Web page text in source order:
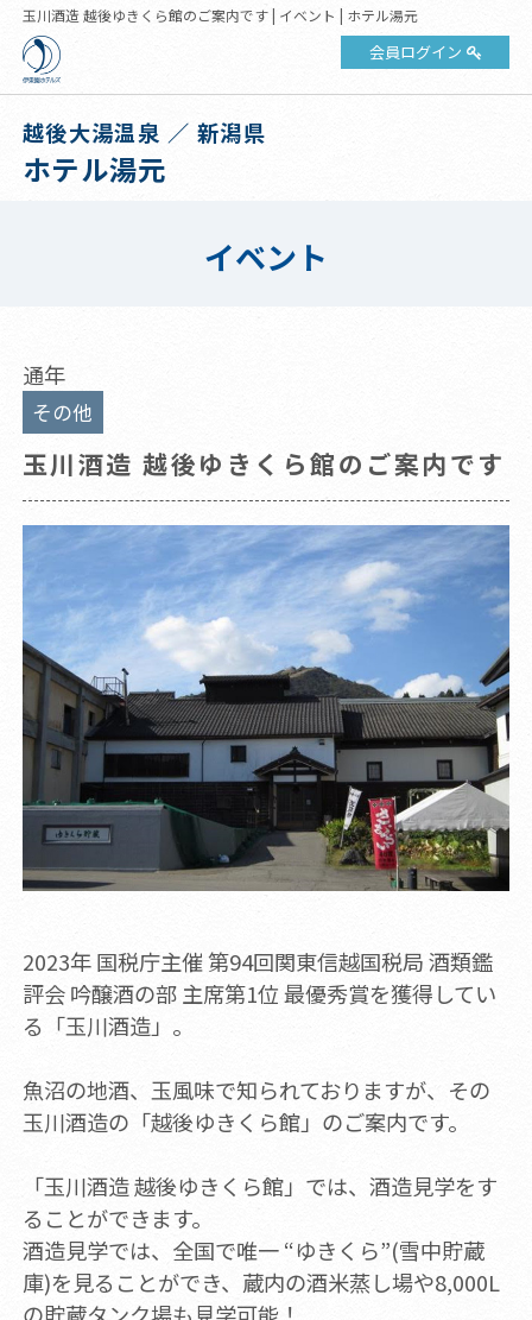
玉川酒造 越後ゆきくら館のご案内です | イベント | ホテル湯元
会員ログイン
越後大湯温泉 ／ 新潟県
ホテル湯元
イベント
通年
その他
玉川酒造 越後ゆきくら館のご案内です
2023年 国税庁主催 第94回関東信越国税局 酒類鑑
評会 吟醸酒の部 主席第1位 最優秀賞を獲得してい
る「玉川酒造」。
魚沼の地酒、玉風味で知られておりますが、その
玉川酒造の「越後ゆきくら館」のご案内です。
「玉川酒造 越後ゆきくら館」では、酒造見学をす
ることができます。
酒造見学では、全国で唯一 “ゆきくら”(雪中貯蔵
庫)を見ることができ、蔵内の酒米蒸し場や8,000L